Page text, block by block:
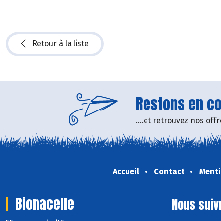
Retour à la liste
Restons en
....et retrouvez nos
Accueil Contact
Bionacelle Nous